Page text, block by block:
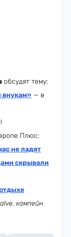
обсудят тему:
внукам» — в
Плюс:
не ладят
скрывали
кампейн